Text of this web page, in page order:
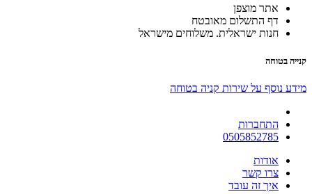
אתר מוצפן
דף התשלום מאובטח
חנות ישראלית. משלוחים מישראל
קנייה בטוחה
מידע נוסף על שירות קניה בטוחה
התחברות
0505852785
אודות
צרו קשר
איך זה עובד